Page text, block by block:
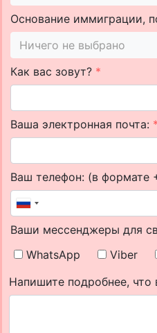
Основание иммиграции,
Ничего не выбрано
Как вас зовут? *
Ваша электронная почта: *
Ваш телефон: (в формате
Ваши мессенджеры для
WhatsApp
Viber
Напишите подробнее, что